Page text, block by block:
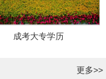
成考大专学历
更多>>